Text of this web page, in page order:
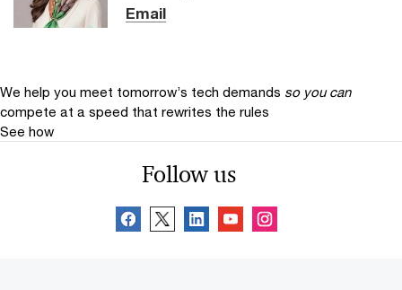
Email
We help you meet tomorrow’s tech demands so you can
compete at a speed that rewrites the rules
See how
Follow us